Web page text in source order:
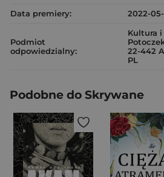
Data premiery:
2022-
Podmiot
odpowiedzialny:
Kultura i
22-442
PL
Podobne do Skrywane